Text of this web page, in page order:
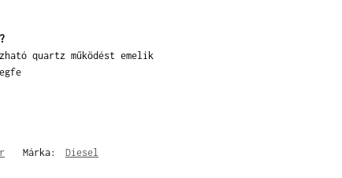
quartz működést emelik
Márka: Diesel